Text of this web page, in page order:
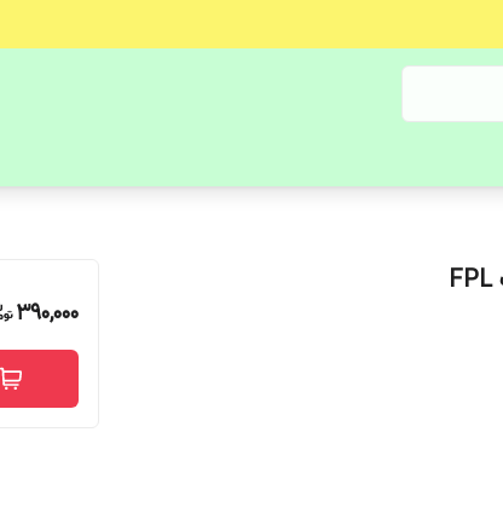
390,000